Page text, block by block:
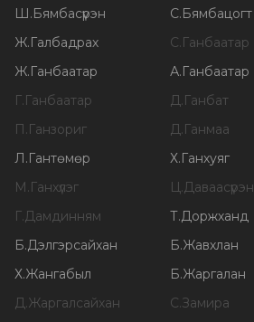
Ш.Бямбасүрэн С.Бямбацогт
Ж.Галбадрах С.Ганбаатар
Ж.Ганбаатар А.Ганбаатар
Г.Ганбаатар Д.Ганбат
П.Ганзориг Д.Ганмаа
Л.Гантөмөр Х.Ганхуяг
М.Ганхүлэг Ц.Даваасүрэн
Г.Дамдинням Т.Доржханд
Б.Дэлгэрсайхан Б.Жавхлан
Х.Жангабыл Б.Жаргалан
Д.Жаргалсайхан С.Замира